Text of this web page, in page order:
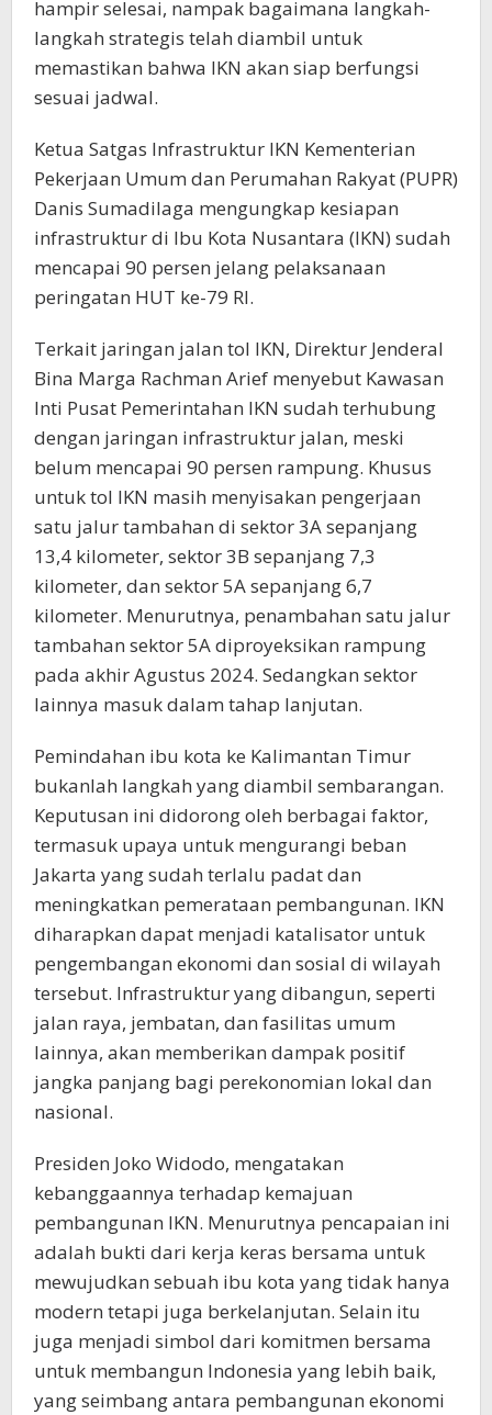
hampir selesai, nampak bagaimana langkah-
langkah strategis telah diambil untuk
memastikan bahwa IKN akan siap berfungsi
sesuai jadwal.
Ketua Satgas Infrastruktur IKN Kementerian
Pekerjaan Umum dan Perumahan Rakyat (PUPR)
Danis Sumadilaga mengungkap kesiapan
infrastruktur di Ibu Kota Nusantara (IKN) sudah
mencapai 90 persen jelang pelaksanaan
peringatan HUT ke-79 RI.
Terkait jaringan jalan tol IKN, Direktur Jenderal
Bina Marga Rachman Arief menyebut Kawasan
Inti Pusat Pemerintahan IKN sudah terhubung
dengan jaringan infrastruktur jalan, meski
belum mencapai 90 persen rampung. Khusus
untuk tol IKN masih menyisakan pengerjaan
satu jalur tambahan di sektor 3A sepanjang
13,4 kilometer, sektor 3B sepanjang 7,3
kilometer, dan sektor 5A sepanjang 6,7
kilometer. Menurutnya, penambahan satu jalur
tambahan sektor 5A diproyeksikan rampung
pada akhir Agustus 2024. Sedangkan sektor
lainnya masuk dalam tahap lanjutan.
Pemindahan ibu kota ke Kalimantan Timur
bukanlah langkah yang diambil sembarangan.
Keputusan ini didorong oleh berbagai faktor,
termasuk upaya untuk mengurangi beban
Jakarta yang sudah terlalu padat dan
meningkatkan pemerataan pembangunan. IKN
diharapkan dapat menjadi katalisator untuk
pengembangan ekonomi dan sosial di wilayah
tersebut. Infrastruktur yang dibangun, seperti
jalan raya, jembatan, dan fasilitas umum
lainnya, akan memberikan dampak positif
jangka panjang bagi perekonomian lokal dan
nasional.
Presiden Joko Widodo, mengatakan
kebanggaannya terhadap kemajuan
pembangunan IKN. Menurutnya pencapaian ini
adalah bukti dari kerja keras bersama untuk
mewujudkan sebuah ibu kota yang tidak hanya
modern tetapi juga berkelanjutan. Selain itu
juga menjadi simbol dari komitmen bersama
untuk membangun Indonesia yang lebih baik,
yang seimbang antara pembangunan ekonomi